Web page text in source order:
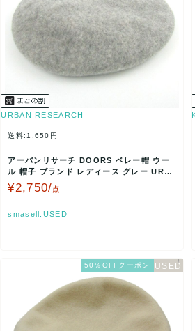
URBAN RESEARCH
送料:1,650円
アーバンリサーチ DOORS ベレー帽 ウー
ル 帽子 ブランド レディース グレー URB
AN RE…
¥2,750/点
smasell.USED
50％OFFクーポン